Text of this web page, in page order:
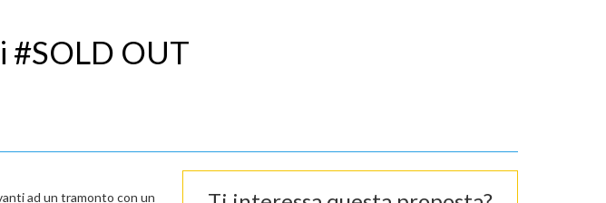
OUT
ad un tramonto con un